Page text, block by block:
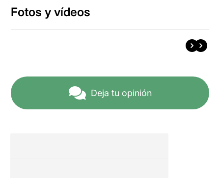
Fotos y vídeos
Deja tu opinión